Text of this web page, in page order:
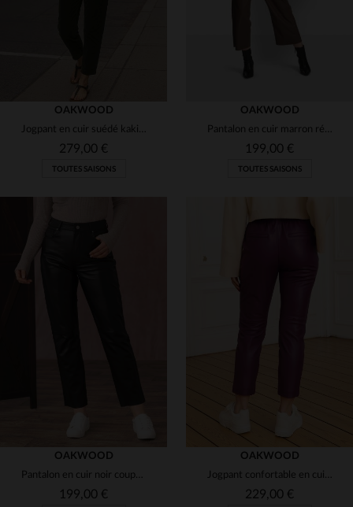
OAKWOOD
Jogpant en cuir suédé kaki foncé
279,00 €
TOUTES SAISONS
TAILLES DISPONIBLES
OAKWOOD
Pantalon en cuir marron rétro taille haute
199,00 €
TOUTES SAISONS
OAKWOOD
Pantalon en cuir noir coupe droite
199,00 €
OAKWOOD
Jogpant confortable en cuir couleur prune
229,00 €